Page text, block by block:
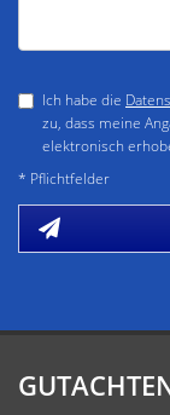
Ich habe die
zu, dass meine
elektronisch
* Pflichtfelder